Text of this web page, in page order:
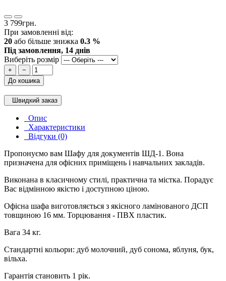
3 799грн.
При замовленні від:
20 або більше знижка 0.3 %
Під замовлення, 14 днів
Виберіть розмір
+
−
До кошика
Швидкий заказ
Опис
Характеристики
Відгуки (0)
Пропонуємо вам Шафу для документів ШД-1. Вона
призначена для офісних приміщень і навчальних закладів.
Виконана в класичному стилі, практична та містка. Порадує
Вас відмінною якістю і доступною ціною.
Офісна шафа виготовляється з якісного ламінованого ДСП
товщиною 16 мм. Торцювання - ПВХ пластик.
Вага 34 кг.
Стандартні кольори: дуб молочний, дуб сонома, яблуня, бук,
вільха.
Гарантія становить 1 рік.